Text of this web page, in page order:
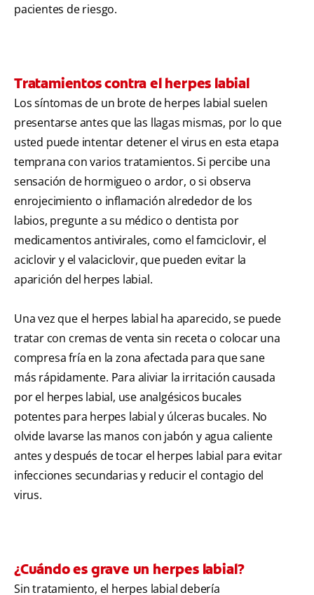
pacientes de riesgo.
Tratamientos contra el herpes labial
Los síntomas de un brote de herpes labial suelen
presentarse antes que las llagas mismas, por lo que
usted puede intentar detener el virus en esta etapa
temprana con varios tratamientos. Si percibe una
sensación de hormigueo o ardor, o si observa
enrojecimiento o inflamación alrededor de los
labios, pregunte a su médico o dentista por
medicamentos antivirales, como el famciclovir, el
aciclovir y el valaciclovir, que pueden evitar la
aparición del herpes labial.
Una vez que el herpes labial ha aparecido, se puede
tratar con cremas de venta sin receta o colocar una
compresa fría en la zona afectada para que sane
más rápidamente. Para aliviar la irritación causada
por el herpes labial, use analgésicos bucales
potentes para herpes labial y úlceras bucales. No
olvide lavarse las manos con jabón y agua caliente
antes y después de tocar el herpes labial para evitar
infecciones secundarias y reducir el contagio del
virus.
¿Cuándo es grave un herpes labial?
Sin tratamiento, el herpes labial debería